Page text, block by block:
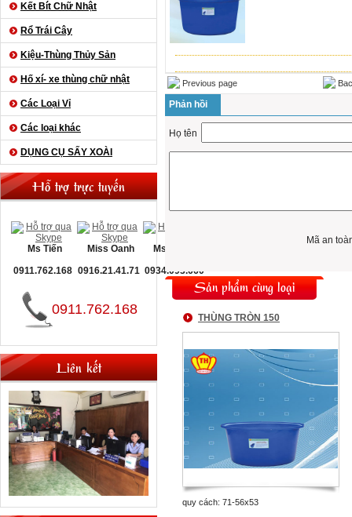
Kết Bít Chữ Nhật
Rổ Trái Cây
Kiệu-Thùng Thủy Sản
Hố xí- xe thùng chữ nhật
Các Loại Vỉ
Các loại khác
DỤNG CỤ SẤY XOÀI
Hỗ trợ trực tuyến
Ms Tiến
0911.762.168
Miss Oanh
0916.21.41.71
Ms Nguyệt
0934.093.660
0911.762.168
Liên kết
Previous page
Phản hồi
Họ tên
Mã an
Sản phẩm cùng loại
THÙNG TRÒN 150
quy cách: 71-56x53